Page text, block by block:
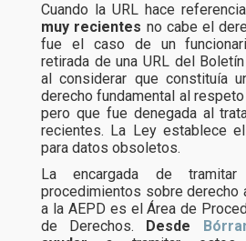
Cuando la URL hace
muy recientes no cabe el
fue el caso de un
retirada de una URL del
al considerar que constituía
derecho fundamental al
pero que fue denegada al
recientes. La Ley establece
para datos obsoletos.
La encargada de
procedimientos sobre derecho
a la AEPD es el Área de
de Derechos. Desde